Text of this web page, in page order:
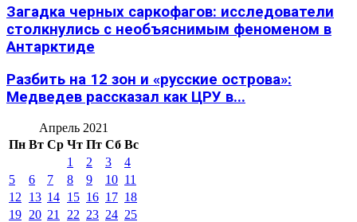
Загадка черных саркофагов: исследователи
столкнулись с необъяснимым феноменом в
Антарктиде
Разбить на 12 зон и «русские острова»:
Медведев рассказал как ЦРУ в...
Апрель 2021
Пн Вт Ср Чт Пт Сб Вс
1
2 3
4
5
6 7 8 9 10 11
12
13 14 15 16 17 18
19 20 21 22 23 24 25